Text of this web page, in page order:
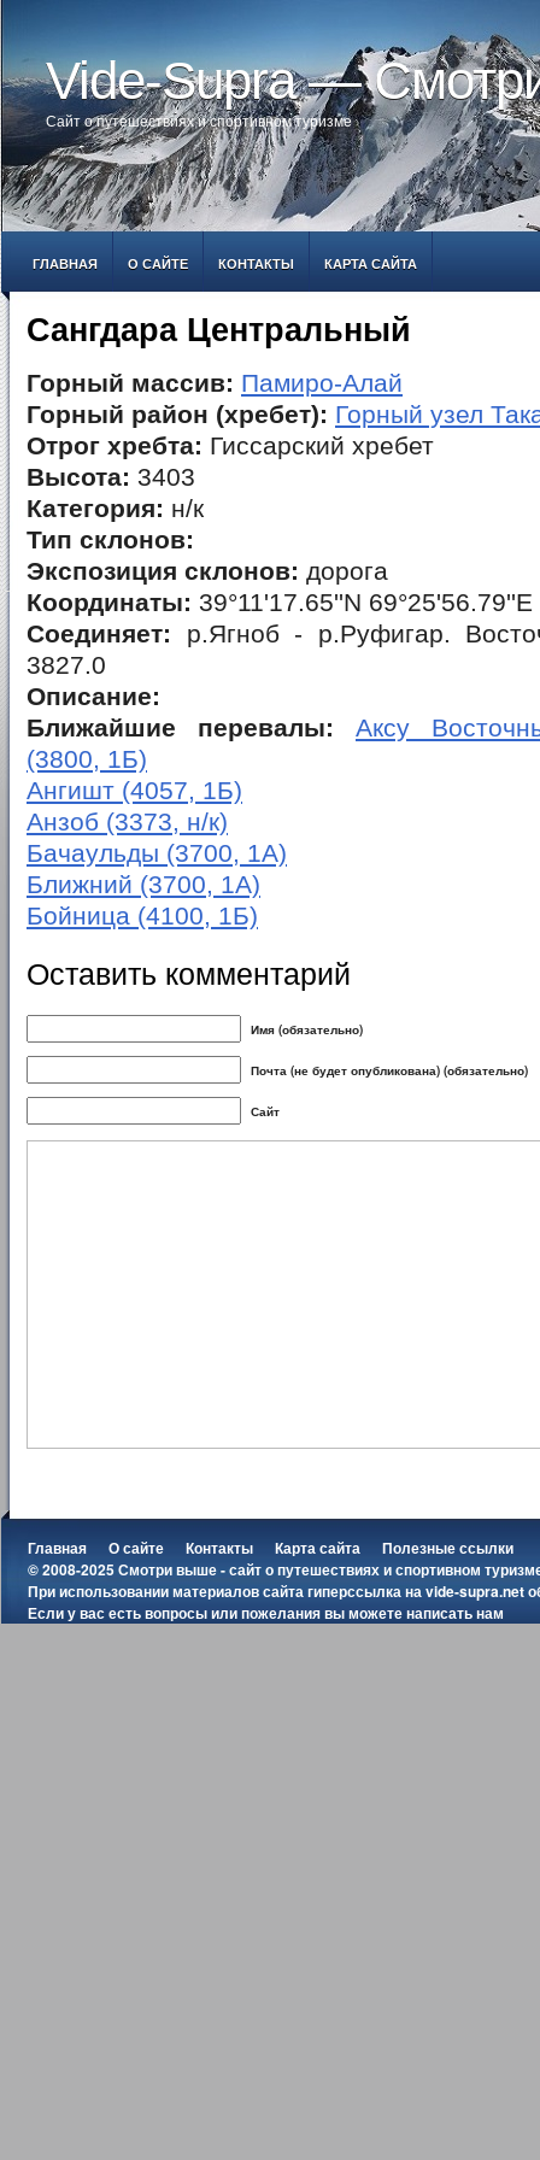
Vide-Supra —
Сайт о путешествиях и спортивном туризме
ГЛАВНАЯ О САЙТЕ КОНТАКТЫ КАРТА САЙТА
Сангдара Центральный
Горный массив: Памиро-Алай
Горный район (хребет): Горный узел
Отрог хребта: Гиссарский хребет
Высота: 3403
Категория: н/к
Тип склонов:
Экспозиция склонов: дорога
Координаты: 39°11'17.65''N 69°25'56.79''E
Соединяет: р.Ягноб - р.Руфигар.
3827.0
Описание:
Ближайшие перевалы:
Аксу
(3800, 1Б)
Ангишт (4057, 1Б)
Анзоб (3373, н/к)
Бачаульды (3700, 1А)
Ближний (3700, 1А)
Бойница (4100, 1Б)
Оставить комментарий
Имя (обязательно)
Почта (не будет опубликована) (обязательно)
Сайт
Главная О сайте Контакты Карта сайта
Полезные ссылки
© 2008-2025 Смотри выше - сайт о путешествиях и спортивном
При использовании материалов сайта гиперссылка наvide-supra.net
Если у вас есть вопросы или пожелания вы можетенаписать нам